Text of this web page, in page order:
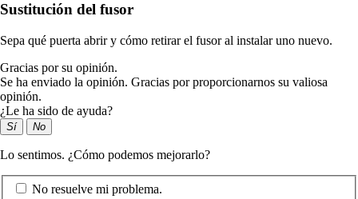
Sustitución del fusor
Sepa qué puerta abrir y cómo retirar el fusor al instalar uno nuevo.
Gracias por su opinión.
Se ha enviado la opinión. Gracias por proporcionarnos su valiosa
opinión.
¿Le ha sido de ayuda?
Sí No
Lo sentimos. ¿Cómo podemos mejorarlo?
No resuelve mi problema.